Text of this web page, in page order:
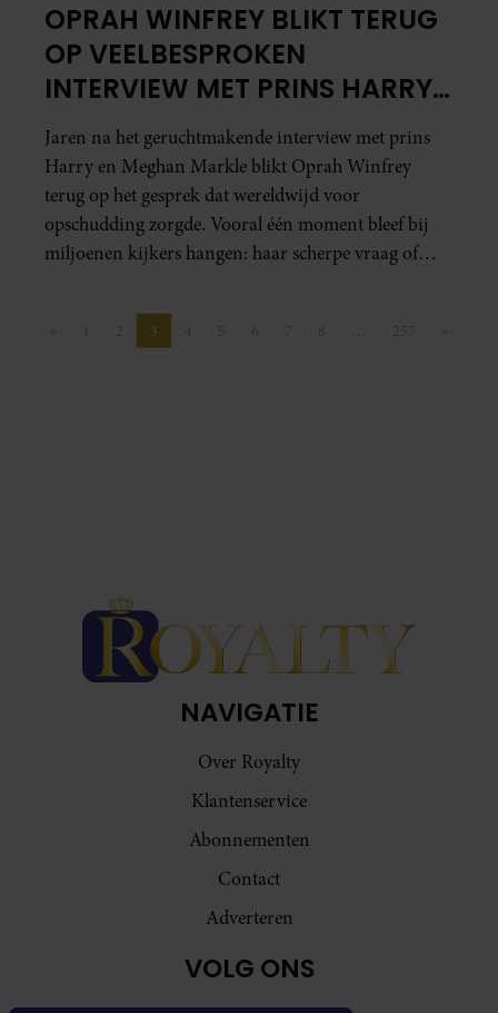
OPRAH WINFREY BLIKT TERUG
OP VEELBESPROKEN
INTERVIEW MET PRINS HARRY
EN MEGHAN MARKLE
Jaren na het geruchtmakende interview met prins
Harry en Meghan Markle blikt Oprah Winfrey
terug op het gesprek dat wereldwijd voor
opschudding zorgde. Vooral één moment bleef bij
miljoenen kijkers hangen: haar scherpe vraag of
zwijgen was opgelegd.
PaginaPagina
3
NAVIGATIE
Over Royalty
Klantenservice
Abonnementen
Contact
Adverteren
VOLG ONS